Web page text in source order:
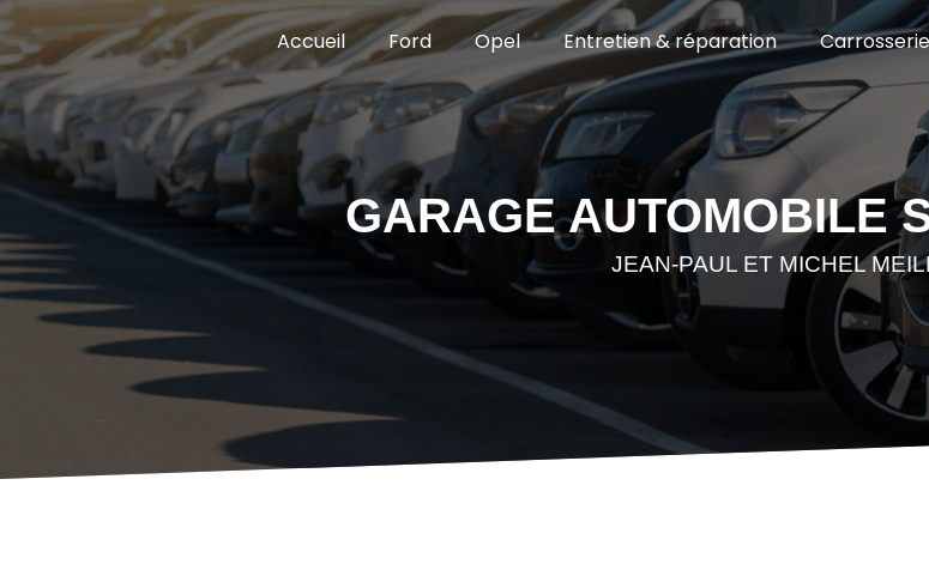
Accueil Ford Opel Entretien & réparation Carrosserie
GARAGE AUTOMOBILE
JEAN-PAUL ET MICHEL
Panneau de gestion des cookies